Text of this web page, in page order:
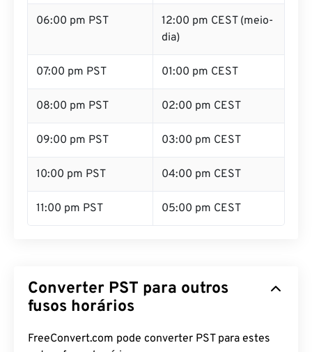
06:00 pm PST
12:00 pm CEST (meio-
dia)
07:00 pm PST 01:00 pm CEST
08:00 pm PST 02:00 pm CEST
09:00 pm PST 03:00 pm CEST
10:00 pm PST 04:00 pm CEST
11:00 pm PST 05:00 pm CEST
Converter PST para outros
fusos horários
FreeConvert.com pode converter PST para estes